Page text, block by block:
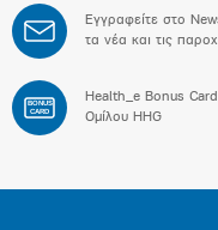
Εγγραφείτε στο
τα νέα και τις
BONUS
CARD
Health_e Bonus
Ομίλου HHG